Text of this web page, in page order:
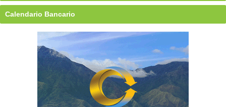
Calendario Bancario